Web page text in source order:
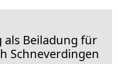
als Beiladung für
Schneverdingen